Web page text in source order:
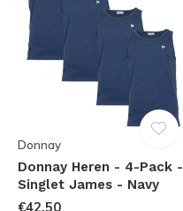
Donnay
Donnay Heren - 4-Pack -
Singlet James - Navy
€42,50